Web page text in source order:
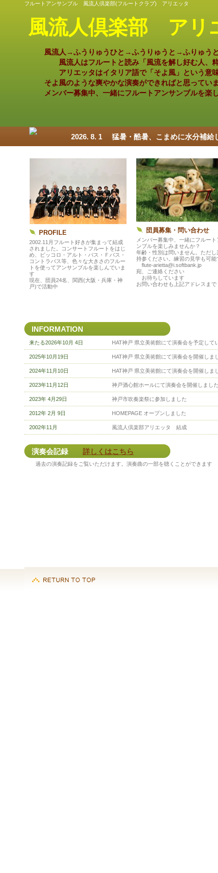
風流人→ふうりゅうひと→ふうりゅうと→ふりゅ
風流人はフルートと読み「風流を解し好む人、
アリエッタはイタリア語で「そよ風」という意
そよ風のような爽やかな演奏ができればと思ってい
メンバー募集中、一緒にフルートアンサンブルを楽
風流人倶楽部 アリ
フルートアンサンブル 風流人倶楽部(フルートクラブ) アリエッタ
PROFILE
2002.11月フルート好きが集まって結成
されました。コンサートフルートをはじ
め、ピッコロ・アルト・バス・Ｆバス・
コントラバス等、色々な大きさのフルー
トを使ってアンサンブルを楽しんでいま
す
現在、団員24名、関西(大阪・兵庫・神
戸)で活動中
団員募集・問い合わせ
メンバー募集中、一緒にフルート
ンブルを楽しみませんか？
年齢・性別は問いません。ただし
持参ください。練習の見学も可能
flute-arietta@i.softbank.jp
宛、ご連絡ください
お待ちしています
お問い合わせも上記アドレスまで
INFORMATION
来たる2026年10月 4日 HAT神戸 県立美術館にて演奏会を予定して
2025年10月19日 HAT神戸 県立美術館にて演奏会を開催しま
2024年11月10日 HAT神戸 県立美術館にて演奏会を開催しま
2023年11月12日 神戸酒心館ホールにて演奏会を開催しまし
2023年 4月29日 神戸市吹奏楽祭に参加しました
2012年 2月 9日 HOMEPAGE オープンしました
2002年11月 風流人倶楽部アリエッタ 結成
演奏会記録 詳しくはこちら
過去の演奏記録をご覧いただけます。演奏曲の一部を聴くことができます
2026. 8. 1 猛暑・酷暑、こまめに水分補給